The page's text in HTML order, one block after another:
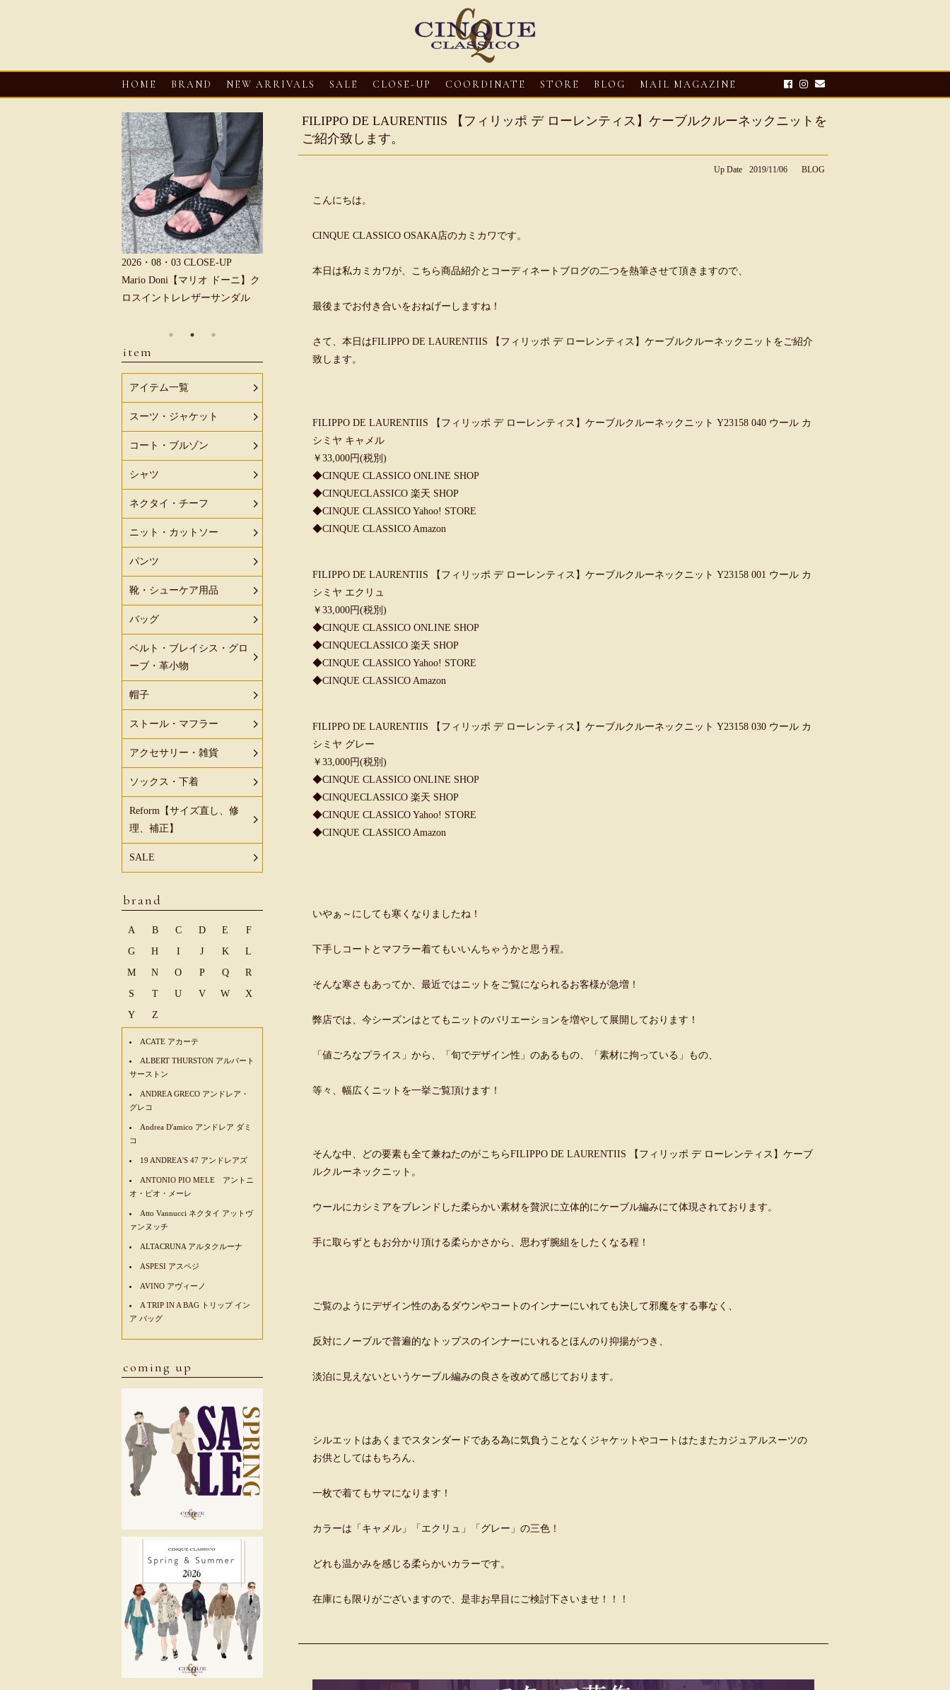
HOME BRAND NEW ARRIVALS SALE CLOSE-UP COORDINATE STORE BLOG MAIL MAGAZINE
FILIPPO DE LAURENTIIS 【フィリッポ デ ローレンティス】ケーブルクルーネックニットを
ご紹介致します。
Up Date 2019/11/06 BLOG
こんにちは。
CINQUE CLASSICO OSAKA店のカミカワです。
本日は私カミカワが、こちら商品紹介とコーディネートブログの二つを熱筆させて頂きますので、
最後までお付き合いをおねげーしますね！
さて、本日はFILIPPO DE LAURENTIIS 【フィリッポ デ ローレンティス】ケーブルクルーネックニットをご紹介
致します。
FILIPPO DE LAURENTIIS 【フィリッポ デ ローレンティス】ケーブルクルーネックニット Y23158 040 ウール カ
シミヤ キャメル
￥33,000円(税別)
◆CINQUE CLASSICO ONLINE SHOP
◆CINQUECLASSICO 楽天 SHOP
◆CINQUE CLASSICO Yahoo! STORE
◆CINQUE CLASSICO Amazon
FILIPPO DE LAURENTIIS 【フィリッポ デ ローレンティス】ケーブルクルーネックニット Y23158 001 ウール カ
シミヤ エクリュ
￥33,000円(税別)
◆CINQUE CLASSICO ONLINE SHOP
◆CINQUECLASSICO 楽天 SHOP
◆CINQUE CLASSICO Yahoo! STORE
◆CINQUE CLASSICO Amazon
FILIPPO DE LAURENTIIS 【フィリッポ デ ローレンティス】ケーブルクルーネックニット Y23158 030 ウール カ
シミヤ グレー
￥33,000円(税別)
◆CINQUE CLASSICO ONLINE SHOP
◆CINQUECLASSICO 楽天 SHOP
◆CINQUE CLASSICO Yahoo! STORE
◆CINQUE CLASSICO Amazon
いやぁ～にしても寒くなりましたね！
下手しコートとマフラー着てもいいんちゃうかと思う程。
そんな寒さもあってか、最近ではニットをご覧になられるお客様が急増！
弊店では、今シーズンはとてもニットのバリエーションを増やして展開しております！
「値ごろなプライス」から、「旬でデザイン性」のあるもの、「素材に拘っている」もの、
等々、幅広くニットを一挙ご覧頂けます！
そんな中、どの要素も全て兼ねたのがこちらFILIPPO DE LAURENTIIS 【フィリッポ デ ローレンティス】ケーブ
ルクルーネックニット。
ウールにカシミアをブレンドした柔らかい素材を贅沢に立体的にケーブル編みにて体現されております。
手に取らずともお分かり頂ける柔らかさから、思わず腕組をしたくなる程！
ご覧のようにデザイン性のあるダウンやコートのインナーにいれても決して邪魔をする事なく、
反対にノーブルで普遍的なトップスのインナーにいれるとほんのり抑揚がつき、
淡泊に見えないというケーブル編みの良さを改めて感じております。
シルエットはあくまでスタンダードである為に気負うことなくジャケットやコートはたまたカジュアルスーツの
お供としてはもちろん、
一枚で着てもサマになります！
カラーは「キャメル」「エクリュ」「グレー」の三色！
どれも温かみを感じる柔らかいカラーです。
在庫にも限りがございますので、是非お早目にご検討下さいませ！！！
2026・08・03 CLOSE-UP
Mario Doni【マリオ ドーニ】ク
ロスイントレレザーサンダル
Mario Doni【マリオ ドーニ】ク
Mario Doni【マリオ ドーニ】オ
item
アイテム一覧
スーツ・ジャケット
コート・ブルゾン
シャツ
ネクタイ・チーフ
ニット・カットソー
パンツ
靴・シューケア用品
バッグ
ベルト・ブレイシス・グロ
ーブ・革小物
帽子
ストール・マフラー
アクセサリー・雑貨
ソックス・下着
Reform【サイズ直し、修
理、補正】
SALE
brand
A B C D E
F
G
H I J K
L
M
N O P Q
R
S
T U V W
X
Y
Z
ACATE アカーテ
ALBERT THURSTON アルバート
サーストン
ANDREA GRECO アンドレア・
グレコ
Andrea D'amico アンドレア ダミ
コ
19 ANDREA'S 47 アンドレアズ
ANTONIO PIO MELE アントニ
オ・ピオ・メーレ
Atto Vannucci ネクタイ アットヴ
ァンヌッチ
ALTACRUNA アルタクルーナ
ASPESI アスペジ
AVINO アヴィーノ
A TRIP IN A BAG トリップ イン
ア バッグ
coming up